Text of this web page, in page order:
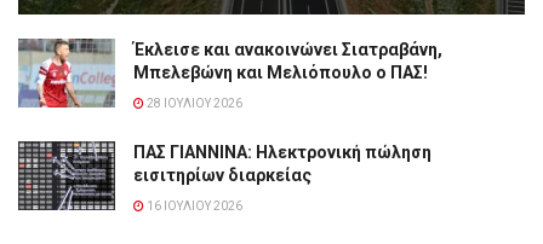
Έκλεισε και ανακοινώνει Σιατραβάνη,
Μπελεβώνη και Μελιόπουλο ο ΠΑΣ!
28 ΙΟΥΛΊΟΥ 2026
ΠΑΣ ΓΙΑΝΝΙΝΑ: Hλεκτρονική πώληση
εισιτηρίων διαρκείας
16 ΙΟΥΛΊΟΥ 2026